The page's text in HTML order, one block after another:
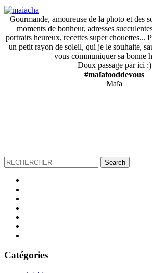
Gourmande, amoureuse de la photo et des
moments de bonheur, adresses
portraits heureux, recettes super chouettes...
un petit rayon de soleil, qui je le souhaite,
vous communiquer sa bonne
Doux passage par ici :)
#maïafooddevous
Maïa
Catégories